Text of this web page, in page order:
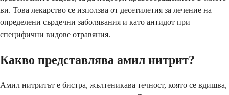
ви. Това лекарство се използва от десетилетия за лечение на
определени сърдечни заболявания и като антидот при
специфични видове отравяния.
Какво представлява амил нитрит?
Амил нитритът е бистра, жълтеникава течност, която се вдишва,